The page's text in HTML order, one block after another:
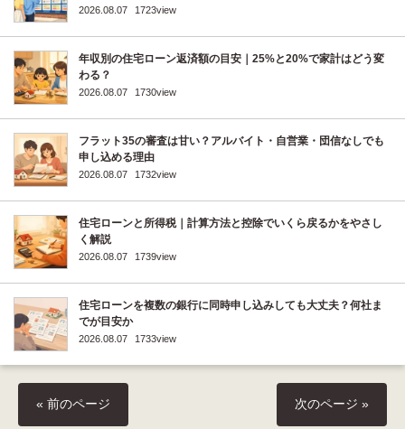
2026.08.07 1723view
年収別の住宅ローン返済額の目安｜25%と20%で家計はどう変
わる？
2026.08.07 1730view
フラット35の審査は甘い？アルバイト・自営業・団信なしでも
申し込める理由
2026.08.07 1732view
住宅ローンと所得税｜計算方法と控除でいくら戻るかをやさし
く解説
2026.08.07 1739view
住宅ローンを複数の銀行に同時申し込みしても大丈夫？何社ま
でが目安か
2026.08.07 1733view
« 前のページ 次のページ »